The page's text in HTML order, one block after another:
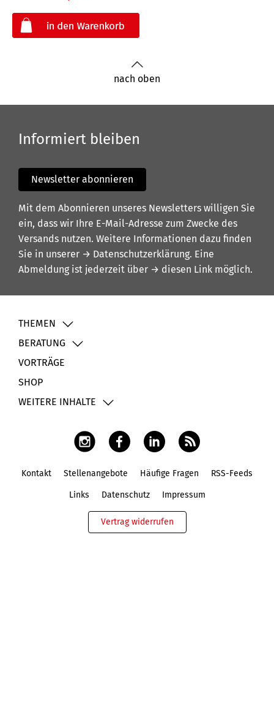
nach oben
Informiert bleiben
Newsletter abonnieren
Mit dem Abonnieren unseres Newsletters willigen Sie
ein, dass wir Ihre E-Mail-Adresse zum Zwecke des
Versands nutzen. Weitere Informationen dazu finden
Sie in unserer → Datenschutzerklärung. Eine
Abmeldung ist jederzeit über → diesen Link möglich.
THEMEN
BERATUNG
VORTRÄGE
SHOP
WEITERE INHALTE
Kontakt Stellenangebote Häufige Fragen RSS-Feeds
Links Datenschutz Impressum
Vertrag widerrufen